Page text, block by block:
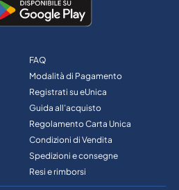
FAQ
Modalità di Pagamento
Registrati su eUnica
Guida all’acquisto
Regolamento Carta Unica
Condizioni di Vendita
Spedizioni e consegne
Resi e rimborsi